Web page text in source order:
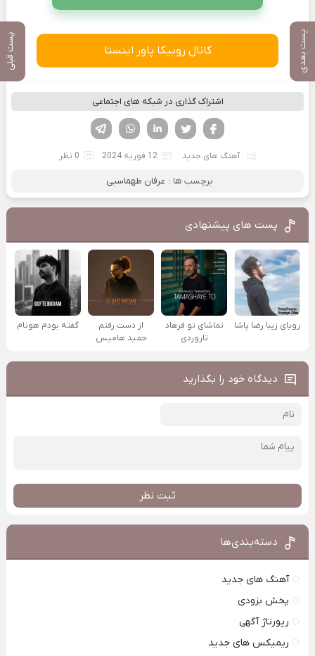
پست بعدی پست قبلی کانال روبیکا پاور اینستا
اشتراک گذاری در شبکه های اجتماعی
لینکدین تویتر
فیسوک
آهنگ های جدید 12 فوریه 2024 0 نظر
برچسب ها : عرفان طهماسبی
پست های پیشنهادی
رویای زیبا رضا پاشا
تماشای تو فرهاد
تاروردی
از دست رفتم
حمید هامیس
گفته بودم هونام
دیدگاه خود را بگذارید
ثبت نظر
دسته‌بندی‌ها
آهنگ های جدید
پخش بزودی
رپورتاژ آگهی
ریمیکس های جدید